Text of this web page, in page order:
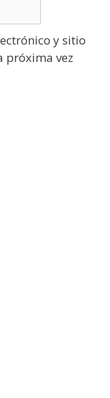
y sitio
próxima vez